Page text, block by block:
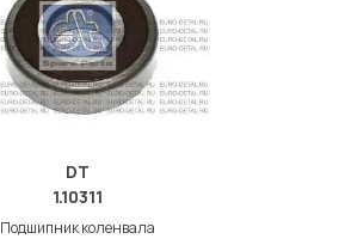
DT
1.10311
Подшипник коленвала